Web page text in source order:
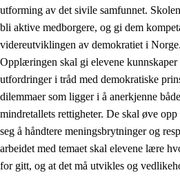
2.2 Kompetanse i fagene
2.3 Grunnleggende ferdigheter
2.4 Å lære å lære
Tverrfaglige temaer
2.5 Tverrfaglige temaer
2.5.1 Folkehelse og livsmestring
2.5.2 Demokrati og medborgerskap
utforming av det sivile samfunnet.
bli aktive medborgere, og gi dem
videreutviklingen av demokratiet i Norge.
Opplæringen skal gi elevene
utfordringer i tråd med demokratiske
dilemmaer som ligger i å anerkjenne
mindretallets rettigheter. De skal øve
seg å håndtere meningsbrytninger og
arbeidet med temaet skal elevene lære
for gitt, og at det må utvikles og